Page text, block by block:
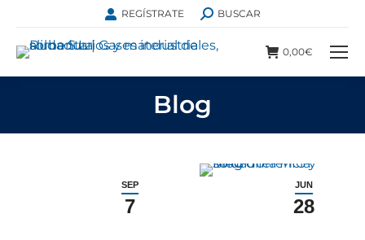
REGÍSTRATE BUSCAR
0,00€
Blog
SEP
7
JUN
28